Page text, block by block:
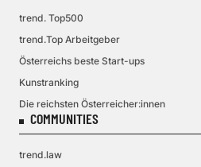
trend. Top500
trend.Top Arbeitgeber
Österreichs beste Start-ups
Kunstranking
Die reichsten Österreicher:innen
COMMUNITIES
trend.law